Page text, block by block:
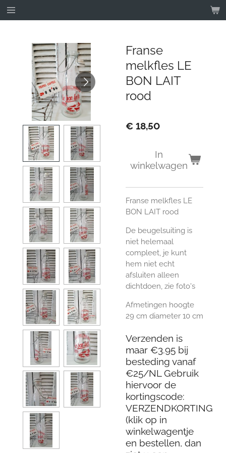
Ga
direct
hoofdinhoud
Franse
melkfles LE
BON LAIT
rood
€ 18,50
In
winkelwagen
Franse melkfles LE
BON LAIT rood
De beugelsuiting is
niet helemaal
compleet, je kunt
hem niet echt
afsluiten alleen
dichtdoen, zie foto's
Afmetingen hoogte
29 cm diameter 10 cm
Verzenden is
maar €3.95 bij
besteding vanaf
€25/NL Gebruik
hiervoor de
kortingscode:
VERZENDKORTING
(klik op in
winkelwagentje
en bestellen, dan